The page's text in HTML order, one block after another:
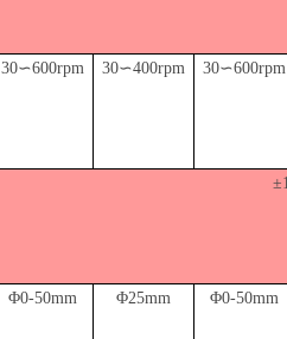
30∽600rpm 30∽400rpm 30∽600rpm
±
Φ0-50mm Φ25mm Φ0-50mm